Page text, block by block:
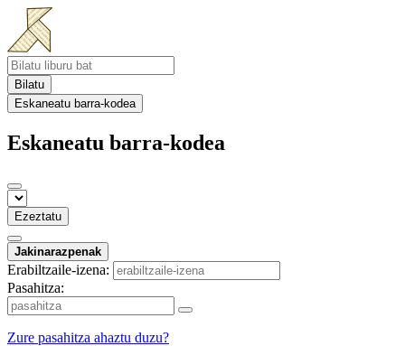
Bilatu
Eskaneatu barra-kodea
Eskaneatu barra-kodea
Ezeztatu
Jakinarazpenak
Erabiltzaile-izena:
Pasahitza:
Zure pasahitza ahaztu duzu?